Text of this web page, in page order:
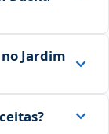
Jardim